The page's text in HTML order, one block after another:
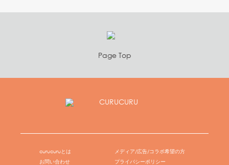
Page Top
curucuruとは
メディア/広告/コラボ希望の方
お問い合わせ
プライバシーポリシー